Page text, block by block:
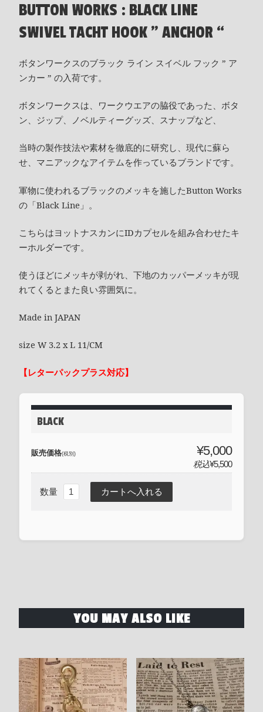
BUTTON WORKS : BLACK LINE
SWIVEL TACHT HOOK ” ANCHOR “
ボタンワークスのブラック ライン スイベル フック ” ア
ンカー ” の入荷です。
ボタンワークスは、ワークウエアの脇役であった、ボタ
ン、ジップ、ノベルティーグッズ、スナップなど、
当時の製作技法や素材を徹底的に研究し、現代に蘇ら
せ、マニアックなアイテムを作っているブランドです。
軍物に使われるブラックのメッキを施したButton Works
の「Black Line」。
こちらはヨットナスカンにIDカプセルを組み合わせたキ
ーホルダーです。
使うほどにメッキが剥がれ、下地のカッパーメッキが現
れてくるとまた良い雰囲気に。
Made in JAPAN
size W 3.2 x L 11/CM
【レターパックプラス対応】
BLACK
販売価格(税別) ¥5,000
税込¥5,500
数量
YOU MAY ALSO LIKE